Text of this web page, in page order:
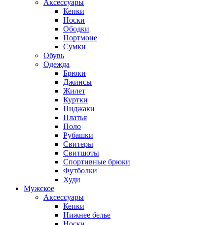
Аксессуары
Кепки
Носки
Ободки
Портмоне
Сумки
Обувь
Одежда
Брюки
Джинсы
Жилет
Куртки
Пиджаки
Платья
Поло
Рубашки
Свитеры
Свитшоты
Спортивные брюки
Футболки
Худи
Мужское
Аксессуары
Кепки
Нижнее белье